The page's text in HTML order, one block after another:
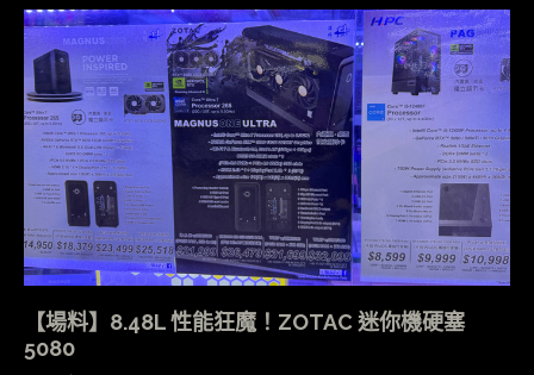
【場料】8.48L 性能狂魔！ZOTAC 迷你機硬塞
5080